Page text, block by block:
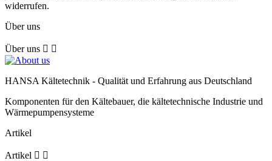
widerrufen.
Über uns
Über uns  
HANSA Kältetechnik - Qualität und Erfahrung aus Deutschland
Komponenten für den Kältebauer, die kältetechnische Industrie und
Wärmepumpensysteme
Artikel
Artikel  